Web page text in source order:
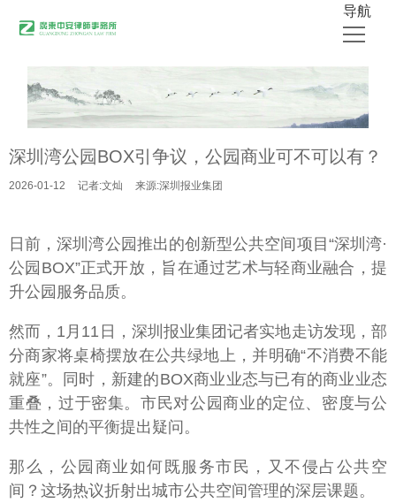
导航
关于中安
律师团队
业务领域
媒体采访
中安新闻
联系我们
深圳湾公园BOX引争议，公园商业可不可以有？
2026-01-12 记者:文灿 来源:深圳报业集团
日前，深圳湾公园推出的创新型公共空间项目“深圳湾·
公园BOX”正式开放，旨在通过艺术与轻商业融合，提
升公园服务品质。
然而，1月11日，深圳报业集团记者实地走访发现，部
分商家将桌椅摆放在公共绿地上，并明确“不消费不能
就座”。同时，新建的BOX商业业态与已有的商业业态
重叠，过于密集。市民对公园商业的定位、密度与公
共性之间的平衡提出疑问。
那么，公园商业如何既服务市民，又不侵占公共空
间？这场热议折射出城市公共空间管理的深层课题。